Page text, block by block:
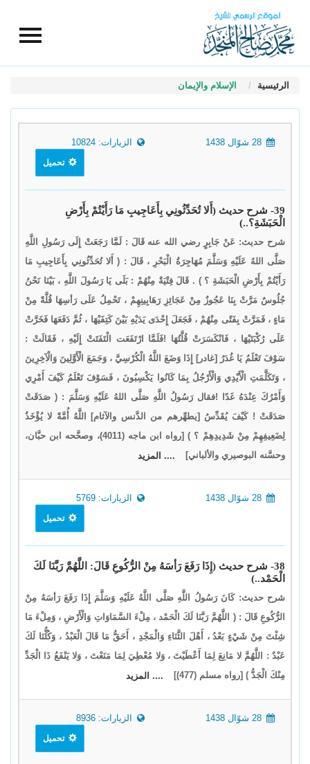
الرئيسية الإسلام والإيمان
الزيارات: 10824
تحميل
39- شرح حديث (أَلا تُحَدِّثُونِي بِأَعَاجِيبِ مَا رَأَيْتُمْ بِأَرْضِ
الْحَبَشَةِ؟..)
شرح حديث: عَنْ جَابِرٍ رضي الله عنه قَالَ : لَمَّا رَجَعَتْ إِلَى رَسُولِ اللَّهِ
صَلَّى اللهُ عَلَيْهِ وَسَلَّمَ مُهَاجِرَةُ الْبَحْرِ ، قَالَ : ( أَلا تُحَدِّثُونِي بِأَعَاجِيبِ مَا
رَأَيْتُمْ بِأَرْضِ الْحَبَشَةِ ؟ ) . قَالَ فِتْيَةٌ مِنْهُمْ : بَلَى يَا رَسُولَ اللَّهِ ، بَيْنَا نَحْنُ
جُلُوسٌ مَرَّتْ بِنَا عَجُوزٌ مِنْ عَجَائِزِ رَهَابِينِهِمْ ، تَحْمِلُ عَلَى رَأسِهَا قُلَّةً مِنْ
مَاءٍ ، فَمَرَّتْ بِفَتًى مِنْهُمْ ، فَجَعَلَ إِحْدَى يَدَيْهِ بَيْنَ كَتِفَيْهَا ، ثُمَّ دَفَعَهَا فَخَرَّتْ
عَلَى رُكْبَتَيْهَا ، فَانْكَسَرَتْ قُلَّتُهَا !فَلَمَّا ارْتَفَعَت الْتَفَتَتْ إِلَيْهِ ، فَقَالَتْ :
سَوْفَ تَعْلَمُ يَا غُدَرُ [غادر] إِذَا وَضَعَ اللَّهُ الْكُرْسِيَّ ، وَجَمَعَ الْأَوَّلِينَ وَالْآخِرِينَ
، وَتَكَلَّمَتِ الْأَيْدِي وَالْأَرْجُلُ بِمَا كَانُوا يَكْسِبُونَ ، فَسَوْفَ تَعْلَمُ كَيْفَ أَمْرِي
وَأَمْرُكَ عِنْدَهُ غَدًا !فقال رَسُولُ اللَّهِ صَلَّى اللهُ عَلَيْهِ وَسَلَّمَ : ( صَدَقَتْ
صَدَقَتْ ! كَيْفَ يُقَدِّسُ [يطهِّرهم من الدَّنس والآثام] اللَّهُ أُمَّةً لا يُؤْخَذُ
لِضَعِيفِهِمْ مِنْ شَدِيدِهِمْ ؟ ) [رواه ابن ماجه (4011)، وصحَّحه ابن حبَّان،
وحسَّنه البوصيري والألباني]
.... المزيد
الزيارات: 5769
تحميل
38- شرح حديث (إِذَا رَفَعَ رَأسَهُ مِنْ الرُّكُوعِ قَالَ: اللَّهُمَّ رَبَّنَا لَكَ
الْحَمْد..)
شرح حديث: كَانَ رَسُولُ اللَّهِ صَلَّى اللَّهُ عَلَيْهِ وَسَلَّمَ إِذَا رَفَعَ رَأسَهُ مِنْ
الرُّكُوعِ قَالَ : ( اللَّهُمَّ رَبَّنَا لَكَ الْحَمْد ، مِلْءَ السَّمَاوَاتِ وَالْأَرْضِ ، وَمِلْءَ مَا
شِئْتَ مِنْ شَيْءٍ بَعْدُ ، أَهْلَ الثَّنَاءِ وَالْمَجْدِ ، أَحَقُّ مَا قَالَ الْعَبْدُ ، وَكُلُّنَا لَكَ
عَبْدٌ : اللَّهُمَّ لا مَانِعَ لِمَا أَعْطَيْتَ ، وَلا مُعْطِيَ لِمَا مَنَعْتَ ، وَلا يَنْفَعُ ذَا الْجَدِّ
مِنْكَ الْجَدُّ ) [رواه مسلم (477)]
.... المزيد
الزيارات: 8936
تحميل